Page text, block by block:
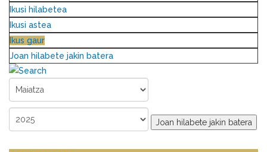
Ikusi hilabetea
Ikusi astea
Ikus gaur
Joan hilabete jakin batera
Joan hilabete jakin batera